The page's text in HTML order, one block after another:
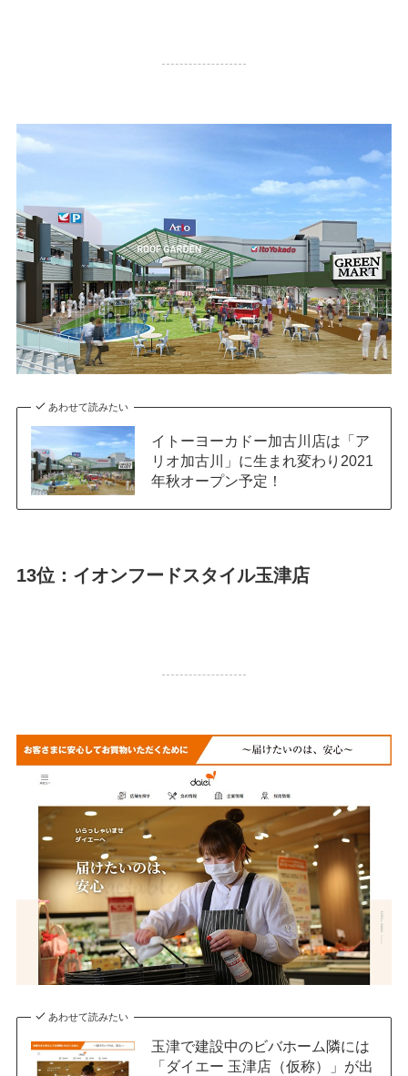
あわせて読みたい
イトーヨーカドー加古川店は「ア
リオ加古川」に生まれ変わり2021
年秋オープン予定！
13位：イオンフードスタイル玉津店
あわせて読みたい
玉津で建設中のビバホーム隣には
「ダイエー 玉津店（仮称）」が出